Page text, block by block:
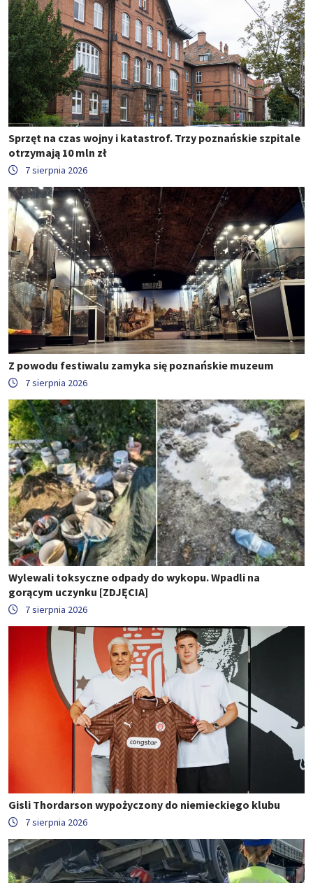
Sprzęt na czas wojny i katastrof. Trzy poznańskie szpitale
otrzymają 10 mln zł
7 sierpnia 2026
Z powodu festiwalu zamyka się poznańskie muzeum
7 sierpnia 2026
Wylewali toksyczne odpady do wykopu. Wpadli na
gorącym uczynku [ZDJĘCIA]
7 sierpnia 2026
Gisli Thordarson wypożyczony do niemieckiego klubu
7 sierpnia 2026